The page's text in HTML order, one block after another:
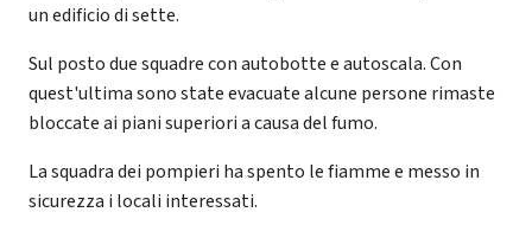
un edificio di sette.
Sul posto due squadre con autobotte e autoscala. Con
quest'ultima sono state evacuate alcune persone rimaste
bloccate ai piani superiori a causa del fumo.
La squadra dei pompieri ha spento le fiamme e messo in
sicurezza i locali interessati.